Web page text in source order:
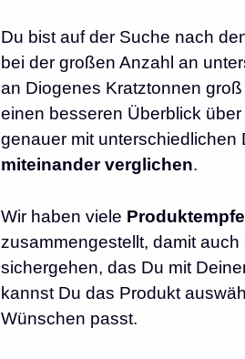
Du bist auf der Suche nach
bei der großen Anzahl an
an Diogenes Kratztonnen
einen besseren Überblick
genauer mit unterschiedlichen
miteinander verglichen.
Wir haben viele
zusammengestellt, damit
sichergehen, das Du mit
kannst Du das Produkt
Wünschen passt.